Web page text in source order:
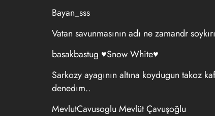
Bayan_sss
Vatan savunmasının adı ne zamandr
basakbastug ♥Snow White♥
Sarkozy ayagının altına koydugun takoz
denedım..
MevlutCavusoglu Mevlüt Çavuşoğlu